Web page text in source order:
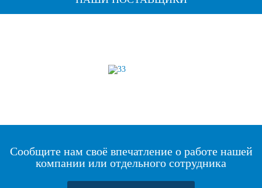
Сообщите нам своё впечатление о работе нашей
компании или отдельного сотрудника